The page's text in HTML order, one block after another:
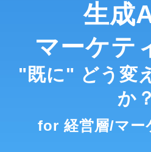
イベント
入会につ
No Code サービス
ノーコード
生成
マーケテ
"既に" どう変
か？
for 経営層/マー